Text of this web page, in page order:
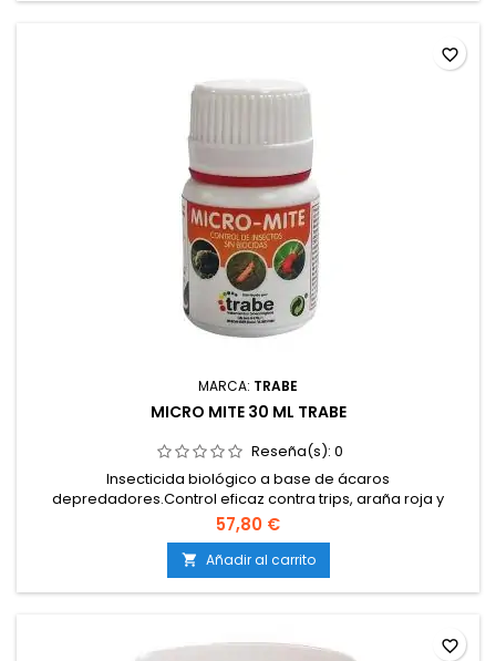
MARCA: TRABE
MICRO MITE 30 ML TRABE
Reseña(s): 0
Insecticida biológico a base de ácaros
depredadores.Control eficaz contra trips, araña roja y
mosca blanca.Producto 100 % natural y autorizado para
agricultura ecológica.Acción preventiva y curativa, de larga
duración.Seguro para plantas, animales y seres
humanos.Compatible con otros métodos de control
integrado.Presentación en sobres...
57,80 €
 Añadir al carrito
favorite_border
favorite_border